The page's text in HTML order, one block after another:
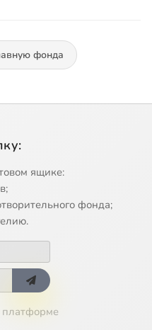
фонда
ящике:
фонда;
платформе